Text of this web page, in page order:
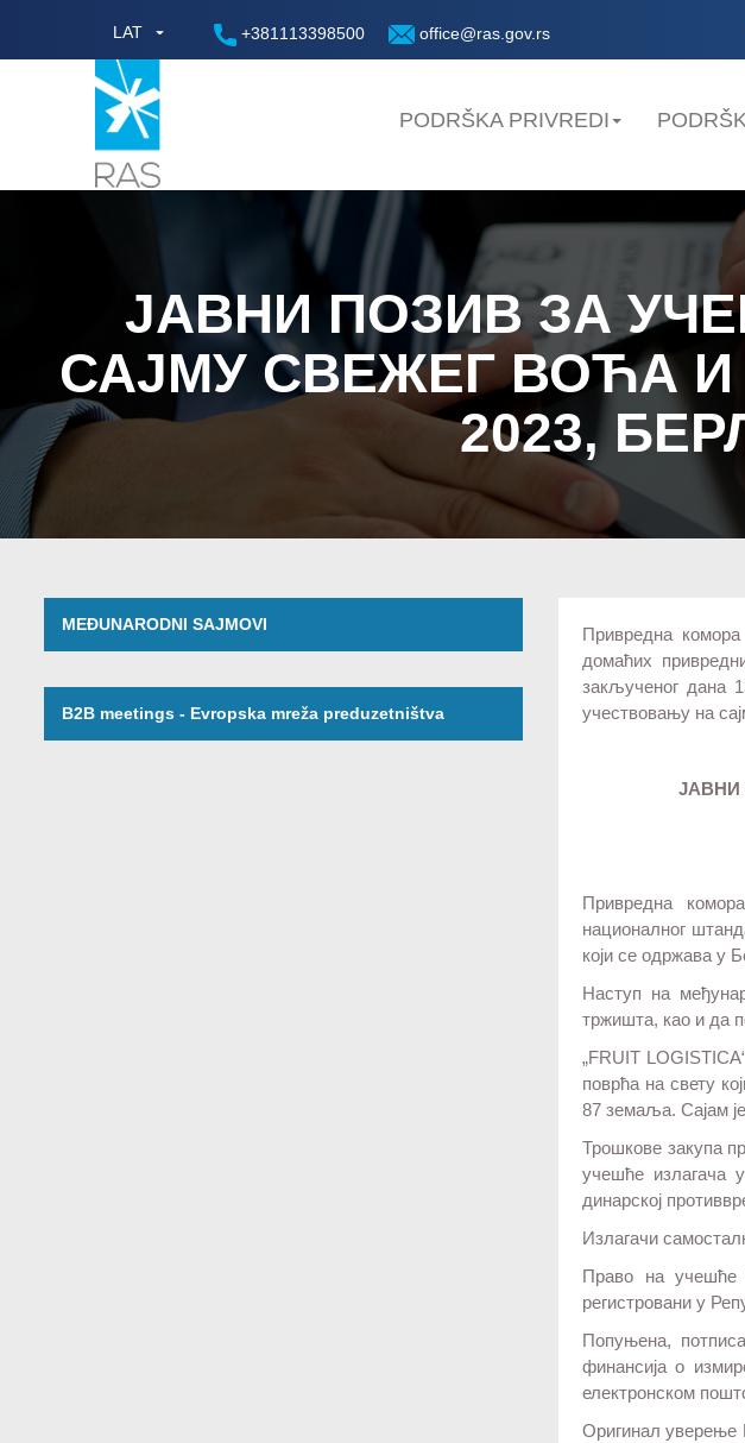
LAT +381113398500 office@ras.gov.rs
PODRŠKA PRIVREDI
ЈАВНИ ПОЗИВ ЗА
САЈМУ СВЕЖЕГ ВОЋА И
2023,
MEĐUNARODNI SAJMOVI
B2B meetings - Evropska mreža preduzetništva
Привредна комора
домаћих
закљученог дана
учествовању на
Привредна
националног
који се одржава у
Наступ на
тржишта, као и да
„FRUIT
поврћа на свету
87 земаља. Сајам
Трошкове закупа
учешће излагача
динарској
Излагачи
Право на учешће
регистровани у
Попуњена,
финансија о
електронском
Оригинал уверење